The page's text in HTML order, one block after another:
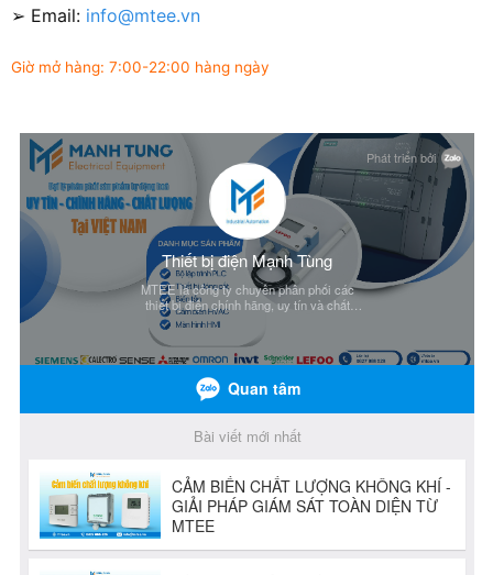
➢ Email: info@mtee.vn
Giờ mở hàng: 7:00-22:00 hàng ngày